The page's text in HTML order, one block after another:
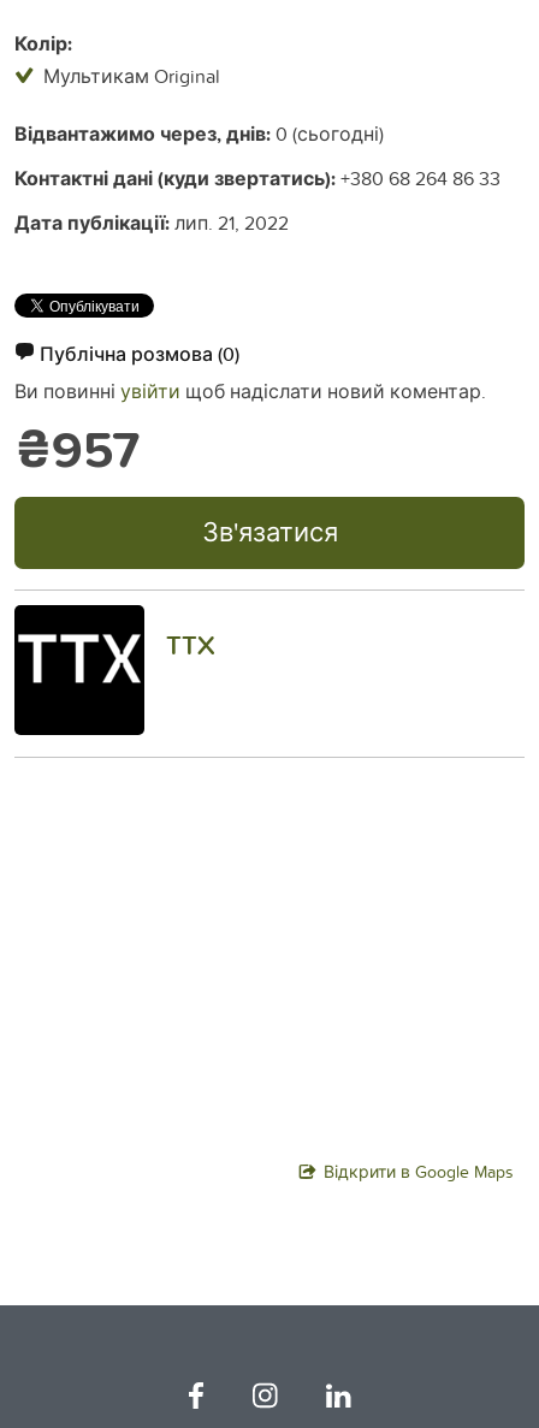
Колір:
Мультикам Original
Відвантажимо через, днів:0 (сьогодні)
Контактні дані (куди звертатись):+380 68 264 86 33
Дата публікації:лип. 21, 2022
Публічна розмова (0)
Ви повинні увійти щоб надіслати новий коментар.
₴957
Зв'язатися
TTX
Відкрити в Google Maps